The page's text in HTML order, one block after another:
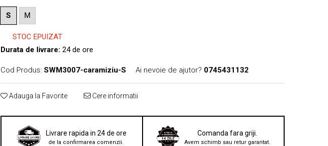
S M
STOC EPUIZAT
Durata de livrare: 24 de ore
Cod Produs: SWM3007-caramiziu-S Ai nevoie de ajutor? 0745431132
Adauga la Favorite Cere informatii
Livrare rapida in 24 de ore
de la confirmarea comenzii.
Comanda fara griji.
Avem schimb sau retur garantat.